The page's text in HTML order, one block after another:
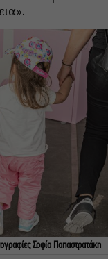
Σοφία Παπαστρατάκη